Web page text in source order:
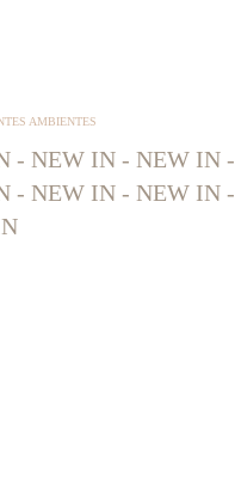
AMBIENTES
- NEW IN - NEW IN -
- NEW IN - NEW IN -